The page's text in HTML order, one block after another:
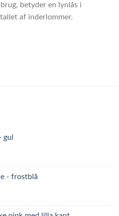
betyder en lynlås i
af inderlommer.
- frostblå